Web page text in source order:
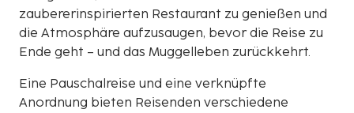
zaubererinspirierten Restaurant zu genießen und
die Atmosphäre aufzusaugen, bevor die Reise zu
Ende geht – und das Muggelleben zurückkehrt.
Eine Pauschalreise und eine verknüpfte
Anordnung bieten Reisenden verschiedene